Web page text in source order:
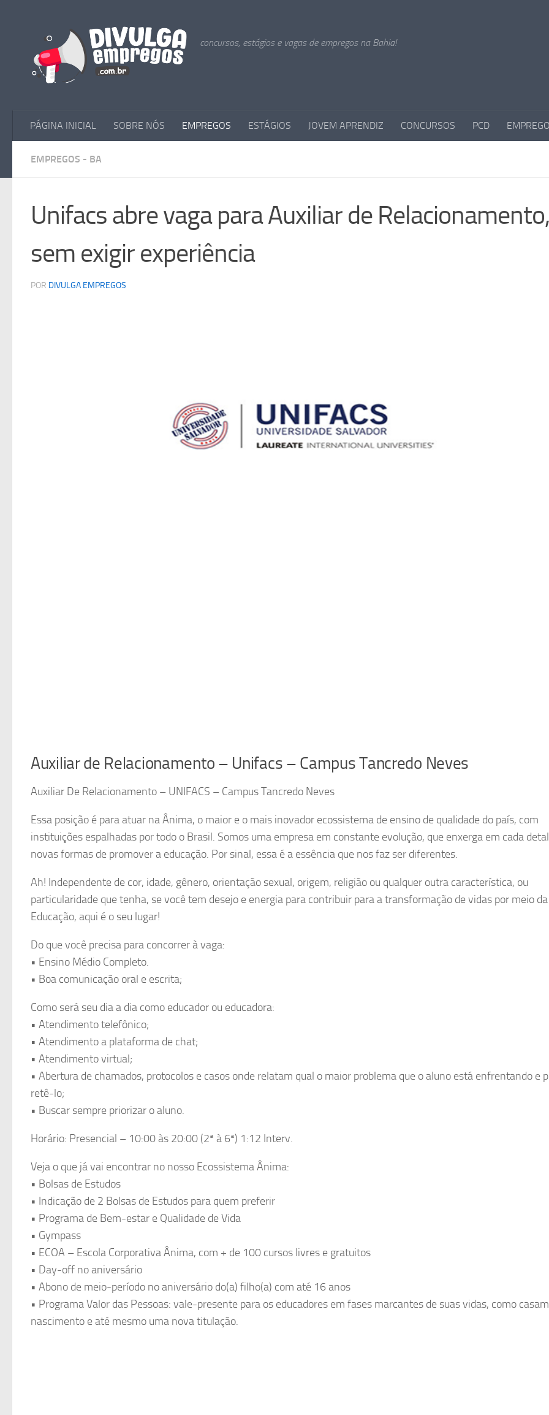
concursos, estágios e vagas de empregos na Bahia!
PÁGINA INICIAL SOBRE NÓS EMPREGOS ESTÁGIOS JOVEM APRENDIZ CONCURSOS PCD
EMPREGOS - BA
Unifacs abre vaga para Auxiliar de Relacionamento,
sem exigir experiência
POR DIVULGA EMPREGOS
Auxiliar de Relacionamento – Unifacs – Campus Tancredo Neves
Auxiliar De Relacionamento – UNIFACS – Campus Tancredo Neves
Essa posição é para atuar na Ânima, o maior e o mais inovador ecossistema de ensino de qualidade do país, com
instituições espalhadas por todo o Brasil. Somos uma empresa em constante evolução, que enxerga em cada
novas formas de promover a educação. Por sinal, essa é a essência que nos faz ser diferentes.
Ah! Independente de cor, idade, gênero, orientação sexual, origem, religião ou qualquer outra característica, ou
particularidade que tenha, se você tem desejo e energia para contribuir para a transformação de vidas por meio da
Educação, aqui é o seu lugar!
Do que você precisa para concorrer à vaga:
• Ensino Médio Completo.
• Boa comunicação oral e escrita;
Como será seu dia a dia como educador ou educadora:
• Atendimento telefônico;
• Atendimento a plataforma de chat;
• Atendimento virtual;
• Abertura de chamados, protocolos e casos onde relatam qual o maior problema que o aluno está enfrentando e
retê-lo;
• Buscar sempre priorizar o aluno.
Horário: Presencial – 10:00 às 20:00 (2ª à 6ª) 1:12 Interv.
Veja o que já vai encontrar no nosso Ecossistema Ânima:
• Bolsas de Estudos
• Indicação de 2 Bolsas de Estudos para quem preferir
• Programa de Bem-estar e Qualidade de Vida
• Gympass
• ECOA – Escola Corporativa Ânima, com + de 100 cursos livres e gratuitos
• Day-off no aniversário
• Abono de meio-período no aniversário do(a) filho(a) com até 16 anos
• Programa Valor das Pessoas: vale-presente para os educadores em fases marcantes de suas vidas, como
nascimento e até mesmo uma nova titulação.